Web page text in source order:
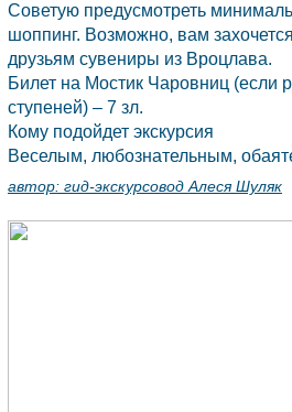
Советую предусмотреть
шоппинг. Возможно, вам
друзьям сувениры из Вроцлава.
Билет на Мостик Чаровниц (если
ступеней) – 7 зл.
Кому подойдет экскурсия
Веселым, любознательным,
автор: гид-экскурсовод Алеся Шуляк